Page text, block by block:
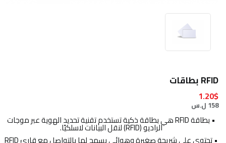
RFID بطاقات
1.20$
158 ل.س
• بطاقة RFID هي بطاقة ذكية تستخدم تقنية تحديد الهوية عبر موجات
الراديو (RFID) لنقل البيانات لاسلكيًا.